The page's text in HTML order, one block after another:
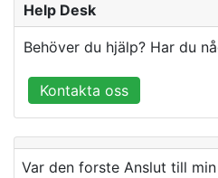
Help Desk
Behöver du hjälp? Har du
Kontakta oss
Var den forste Anslut till